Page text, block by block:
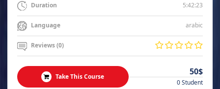
Duration 5:42:23
Language arabic
Reviews (0)
Take This Course 50$
0 Student